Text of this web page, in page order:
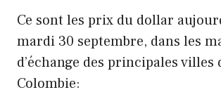
Ce sont les prix du dollar
mardi 30 septembre, dans les
d’échange des principales villes
Colombie: